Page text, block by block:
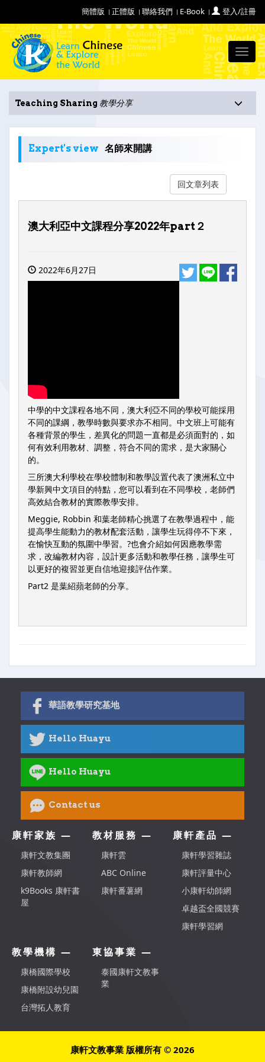
簡體版 正體版 聯絡我們 E-Book 登入/註冊
Teaching Sharing 教學分享
Expert's view 名師來開講
回文章列表
澳大利亞中文課程分享2022年part２
2022年6月27日
中學的中文課程各地不同，澳大利亞不同的學校可能採用
不同的課綱，教學時數與要求亦不相同。中文班上可能有
各種背景的學生，差異化的問題一直都是必須面對的，如
何有效利用教材、調整，符合不同的需求，是大家關心
的。
三所澳大利學校在學校體制和教學設置代表了澳洲私立中
學新興中文項目的特點，您可以看到在不同學校，老師們
高效結合教材的實際教學安排。
Meggie, Robbin 和葉老師精心挑選了在教學過程中，能
提高學生能動力的教材配套活動，讓學生玩得停不下來，
在愉快互動的氛圍中學習。?也會介紹如何因應教學需
求，改編教材內容，設計更多活動和教學任務，讓學生可
以更好的複習並更自信地迎接評估作業。
Part2 是葉紹蘋老師的分享。
華語教學研究基地
Hello Huayu
Hello Huayu
Contact us
康軒家族 —
康軒文教集團
康軒教師網
k9Books 康軒書
屋
教材服務 —
康軒雲
ABC Online
康軒番薯網
康軒產品 —
康軒學習雜誌
康軒評量中心
小康軒幼師網
卓越盃全國競賽
康軒學習網
教學機構 —
康橋國際學校
康橋附設幼兒園
台灣拓人教育
東協事業 —
泰國康軒文教事
業
康軒文教事業 版權所有 © 2026